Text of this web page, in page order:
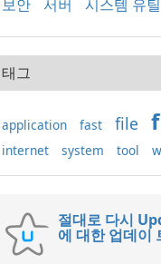
보안
서버 시스템 유
태그
application fast file
internet
system tool
절대로 다시
에 대한 업데이